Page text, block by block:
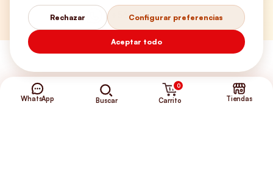
+56 9 5646 8188
WhatsApp Buscar
0
Carrito Tiendas
Rechazar Configurar preferencias
Aceptar todo